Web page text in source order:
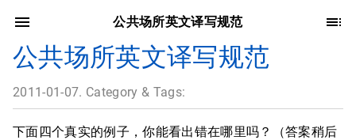
公共场所英文译写规范
公共场所英文译写规范
2011-01-07. Category & Tags:
下面四个真实的例子，你能看出错在哪里吗？（答案稍后